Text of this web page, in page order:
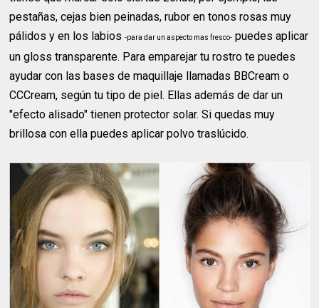
pestañas, cejas bien peinadas, rubor en tonos rosas muy
pálidos y en los labios-para dar un aspecto mas fresco- puedes aplicar
un gloss transparente. Para emparejar tu rostro te puedes
ayudar con las bases de maquillaje llamadas BBCream o
CCCream, según tu tipo de piel. Ellas además de dar un
"efecto alisado" tienen protector solar. Si quedas muy
brillosa con ella puedes aplicar polvo traslúcido.